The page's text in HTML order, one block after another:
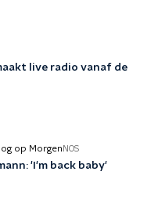
live radio vanaf de
op Morgen NOS
'I'm back baby'